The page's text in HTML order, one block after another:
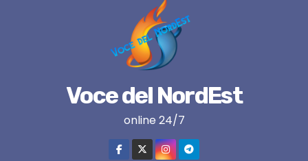
Voce del NordEst
online 24/7